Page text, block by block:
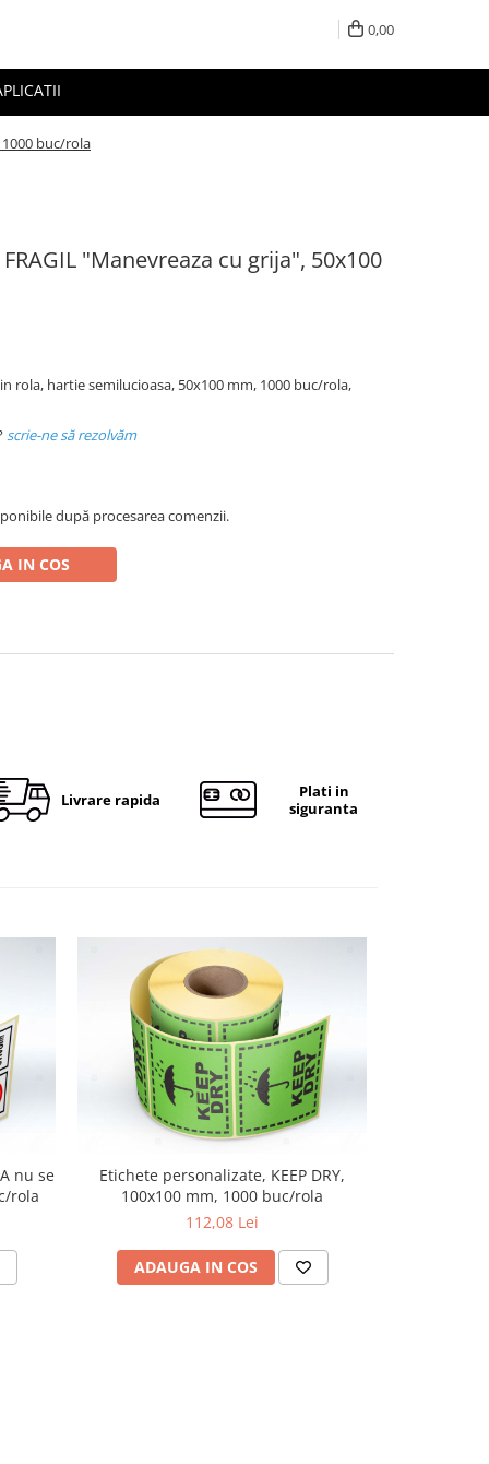
0,00
buc/rola
"Manevreaza cu grija", 50x100
rola, hartie semilucioasa, 50x100 mm, 1000 buc/rola,
scrie-ne să rezolvăm
după procesarea comenzii.
IN COS
Livrare rapida
Plati in
siguranta
nu se
rola
Etichete personalizate, KEEP DRY,
100x100 mm, 1000 buc/rola
112,08 Lei
ADAUGA IN COS